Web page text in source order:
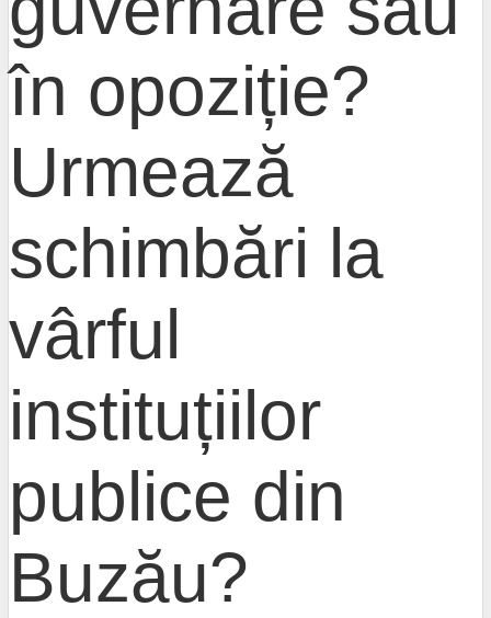
în opoziție?
Urmează
schimbări la
vârful
instituțiilor
publice din
Buzău?